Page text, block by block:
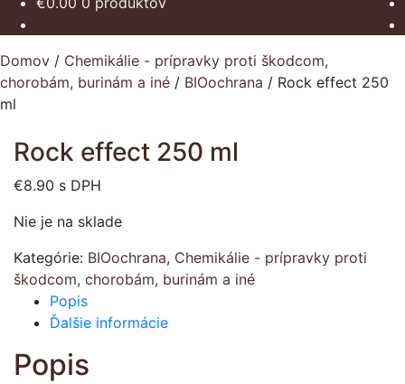
Domov / Chemikálie - prípravky proti škodcom,
chorobám, burinám a iné / BIOochrana / Rock effect 250
ml
Rock effect 250 ml
€8.90 s DPH
Nie je na sklade
Kategórie: BIOochrana, Chemikálie - prípravky proti
škodcom, chorobám, burinám a iné
Popis
Ďalšie informácie
Popis